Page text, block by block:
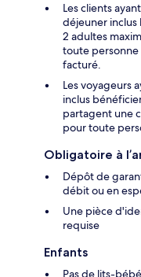
Les clients
déjeuner
2 adultes
toute
facturé.
Les voyageurs
inclus
partagent une
pour toute
Obligatoire à
Dépôt de
débit ou en
Une pièce
requise
Enfants
Pas de lits-bébé